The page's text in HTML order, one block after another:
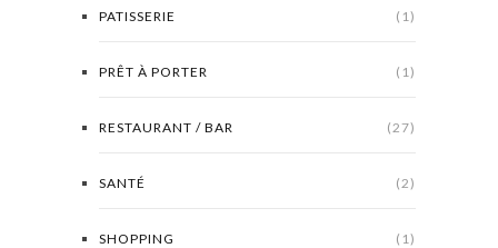
PATISSERIE (1)
PRÊT À PORTER (1)
RESTAURANT / BAR (27)
SANTÉ (2)
SHOPPING (1)